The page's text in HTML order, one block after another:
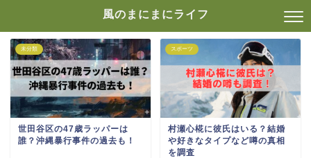
風のまにまにライフ
未分類
世田谷区の47歳ラッパーは
誰？沖縄暴行事件の過去も！
スポーツ
村瀬心椛に彼氏はいる？結婚
や好きなタイプなど噂の真相
を調査